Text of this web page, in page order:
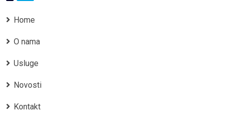
Home
O nama
Usluge
Novosti
Kontakt